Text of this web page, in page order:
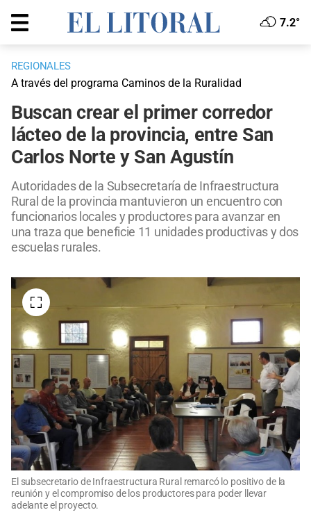
7.2°
REGIONALES
A través del programa Caminos de la Ruralidad
Buscan crear el primer corredor
lácteo de la provincia, entre San
Carlos Norte y San Agustín
Autoridades de la Subsecretaría de Infraestructura
Rural de la provincia mantuvieron un encuentro con
funcionarios locales y productores para avanzar en
una traza que beneficie 11 unidades productivas y dos
escuelas rurales.
El subsecretario de Infraestructura Rural remarcó lo positivo de la
reunión y el compromiso de los productores para poder llevar
adelante el proyecto.